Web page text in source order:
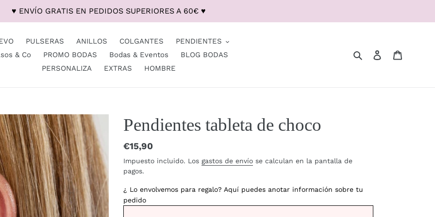
♥ ENVÍO GRATIS EN PEDIDOS SUPERIORES A 60€ ♥
PULSERAS ANILLOS COLGANTES
PENDIENTES
& Co
PROMO BODAS Bodas & Eventos
BLOG BODAS
PERSONALIZA
EXTRAS HOMBRE
Buscar Ingresar
Pendientes tableta de choco
Precio
habitual
€15,90
Impuesto incluido. Los gastos de envío se calculan en la pantalla de
pagos.
¿ Lo envolvemos para regalo? Aquí puedes anotar información sobre tu
pedido